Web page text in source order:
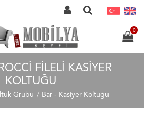
FILELI KASIYER
KOLTUĞU
Grubu Bar - Kasiyer Koltuğu